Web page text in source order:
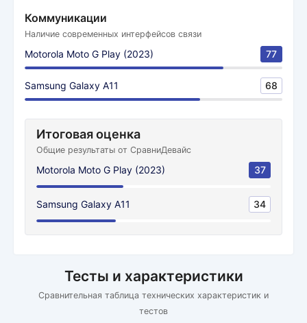
Коммуникации
Наличие современных интерфейсов связи
Motorola Moto G Play (2023) 77
Samsung Galaxy A11 68
Итоговая оценка
Общие результаты от СравниДевайс
Motorola Moto G Play (2023) 37
Samsung Galaxy A11 34
Тесты и характеристики
Сравнительная таблица технических характеристик и
тестов